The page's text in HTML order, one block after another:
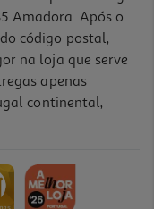
Amadora. Após o
código postal,
na loja que serve
apenas
continental,